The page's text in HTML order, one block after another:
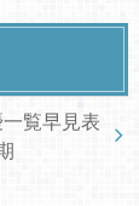
一覧早見表